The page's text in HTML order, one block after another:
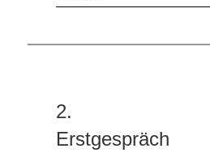
2.
Erstgespräch